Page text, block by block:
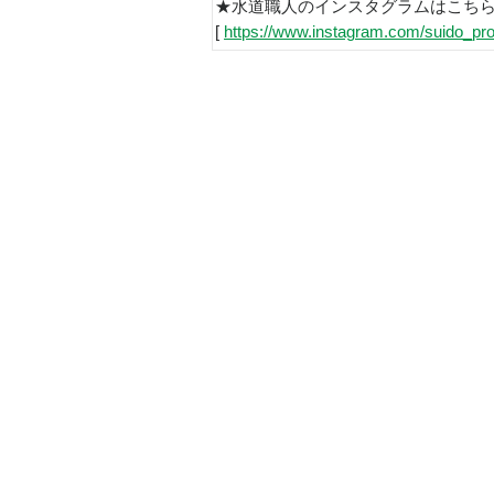
★水道職人のインスタグラムはこちら
[ https://www.instagram.com/